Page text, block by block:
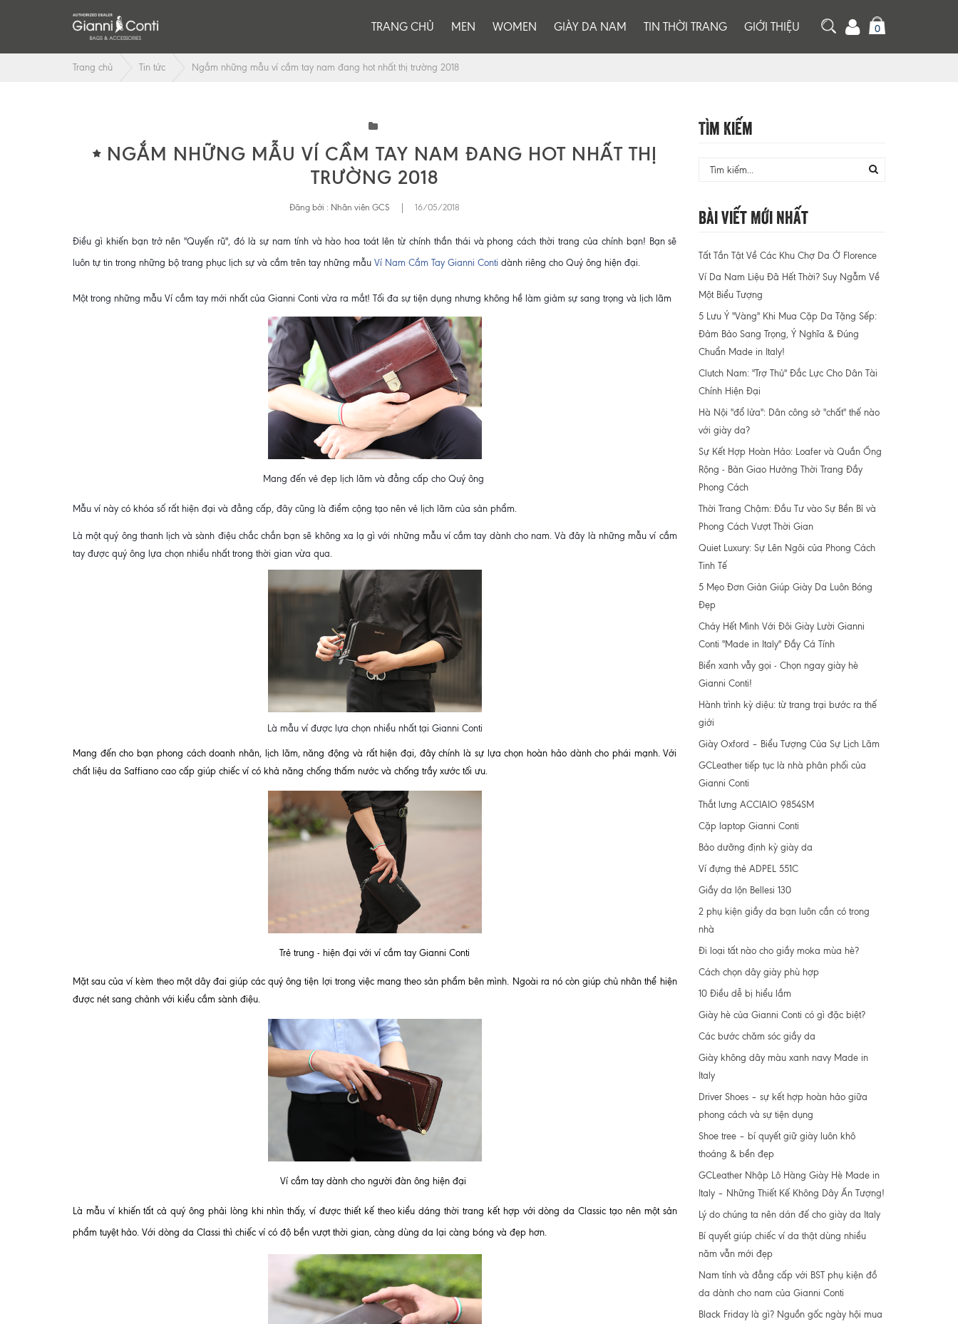
TRANG CHỦ MEN WOMEN GIÀY DA NAM TIN THỜI TRANG GIỚI THIỆU 0
Trang chủ Tin tức Ngắm những mẫu ví cầm tay nam đang hot nhất thị trường 2018
NGẮM NHỮNG MẪU VÍ CẦM TAY NAM ĐANG HOT NHẤT THỊ
TRƯỜNG 2018
Đăng bởi : Nhân viên GCS 16/05/2018
Điều gì khiến bạn trở nên "Quyến rũ", đó là sự nam tính và hào hoa toát lên từ chính thần thái và phong cách thời trang của chính bạn! Bạn sẽ
luôn tự tin trong những bộ trang phục lịch sự và cầm trên tay những mẫu Ví Nam Cầm Tay Gianni Conti dành riêng cho Quý ông hiện đại.
Một trong những mẫu Ví cầm tay mới nhất của Gianni Conti vừa ra mắt! Tối đa sự tiện dụng nhưng không hề làm giảm sự sang trọng và lịch lãm
Mang đến vẻ đẹp lịch lãm và đẳng cấp cho Quý ông
Mẫu ví này có khóa số rất hiện đại và đẳng cấp, đây cũng là điểm cộng tạo nên vẻ lịch lãm của sản phẩm.
Là một quý ông thanh lịch và sành điệu chắc chắn bạn sẽ không xa lạ gì với những mẫu ví cầm tay dành cho nam. Và đây là những mẫu ví cầm
tay được quý ông lựa chọn nhiều nhất trong thời gian vừa qua.
Là mẫu ví được lựa chọn nhiều nhất tại Gianni Conti
Mang đến cho bạn phong cách doanh nhân, lịch lãm, năng động và rất hiện đại, đây chính là sự lựa chọn hoàn hảo dành cho phái mạnh. Với
chất liệu da Saffiano cao cấp giúp chiếc ví có khả năng chống thấm nước và chống trầy xước tối ưu.
Trẻ trung - hiện đại với ví cầm tay Gianni Conti
Mặt sau của ví kèm theo một dây đai giúp các quý ông tiện lợi trong việc mang theo sản phẩm bên mình. Ngoài ra nó còn giúp chủ nhân thể hiện
được nét sang chảnh với kiểu cầm sành điệu.
Ví cầm tay dành cho người đàn ông hiện đại
Là mẫu ví khiến tất cả quý ông phải lòng khi nhìn thấy, ví được thiết kế theo kiểu dáng thời trang kết hợp với dòng da Classic tạo nên một sản
phẩm tuyệt hảo. Với dòng da Classi thì chiếc ví có độ bền vượt thời gian, càng dùng da lại càng bóng và đẹp hơn.
Tìm Kiếm
Bài Viết Mới Nhất
Tất Tần Tật Về Các Khu Chợ Da Ở Florence
Ví Da Nam Liệu Đã Hết Thời? Suy Ngẫm Về
Một Biểu Tượng
5 Lưu Ý "Vàng" Khi Mua Cặp Da Tặng Sếp:
Đảm Bảo Sang Trọng, Ý Nghĩa & Đúng
Chuẩn Made in Italy!
Clutch Nam: "Trợ Thủ" Đắc Lực Cho Dân Tài
Chính Hiện Đại
Hà Nội "đổ lửa": Dân công sở "chất" thế nào
với giày da?
Sự Kết Hợp Hoàn Hảo: Loafer và Quần Ống
Rộng - Bản Giao Hưởng Thời Trang Đầy
Phong Cách
Thời Trang Chậm: Đầu Tư vào Sự Bền Bỉ và
Phong Cách Vượt Thời Gian
Quiet Luxury: Sự Lên Ngôi của Phong Cách
Tinh Tế
5 Mẹo Đơn Giản Giúp Giày Da Luôn Bóng
Đẹp
Cháy Hết Mình Với Đôi Giày Lười Gianni
Conti "Made in Italy" Đầy Cá Tính
Biển xanh vẫy gọi - Chọn ngay giày hè
Gianni Conti!
Hành trình kỳ diệu: từ trang trại bước ra thế
giới
Giày Oxford – Biểu Tượng Của Sự Lịch Lãm
GCLeather tiếp tục là nhà phân phối của
Gianni Conti
Thắt lưng ACCIAIO 9854SM
Cặp laptop Gianni Conti
Bảo dưỡng định kỳ giày da
Ví đựng thẻ ADPEL 551C
Giầy da lộn Bellesi 130
2 phụ kiện giầy da bạn luôn cần có trong
nhà
Đi loại tất nào cho giầy moka mùa hè?
Cách chọn dây giày phù hợp
10 Điều dễ bị hiểu lầm
Giày hè của Gianni Conti có gì đặc biệt?
Các bước chăm sóc giầy da
Giày không dây màu xanh navy Made in
Italy
Driver Shoes – sự kết hợp hoàn hảo giữa
phong cách và sự tiện dụng
Shoe tree – bí quyết giữ giày luôn khô
thoáng & bền đẹp
GCLeather Nhập Lô Hàng Giày Hè Made in
Italy – Những Thiết Kế Không Dây Ấn Tượng!
Lý do chúng ta nên dán đế cho giày da Italy
Bí quyết giúp chiếc ví da thật dùng nhiều
năm vẫn mới đẹp
Nam tính và đẳng cấp với BST phụ kiện đồ
da dành cho nam của Gianni Conti
Black Friday là gì? Nguồn gốc ngày hội mua